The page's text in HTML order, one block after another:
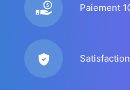
Paiement